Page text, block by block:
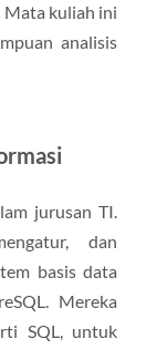
Mata kuliah ini
analisis
jurusan TI.
dan
basis data
Mereka
SQL, untuk